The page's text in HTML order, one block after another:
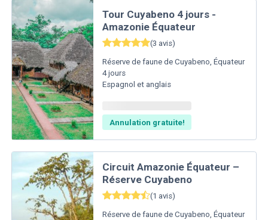
Tour Cuyabeno 4 jours -
Amazonie Équateur
(3 avis)
Réserve de faune de Cuyabeno ,Équateur
4 jours
Espagnol et anglais
Annulation gratuite!
Circuit Amazonie Équateur –
Réserve Cuyabeno
(1 avis)
Réserve de faune de Cuyabeno ,Équateur